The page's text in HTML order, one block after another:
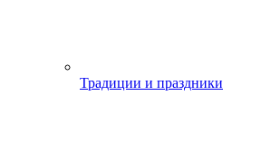
Традиции и праздники